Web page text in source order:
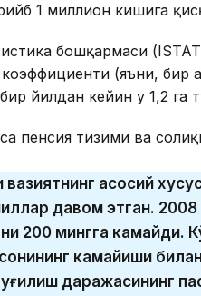
1 миллион кишига
бошқармаси
(яъни, бир
йилдан кейин у 1,2 га
пенсия тизими ва
вазиятнинг асосий
йиллар давом этган.
200 мингга
камайиши билан
даражасининг